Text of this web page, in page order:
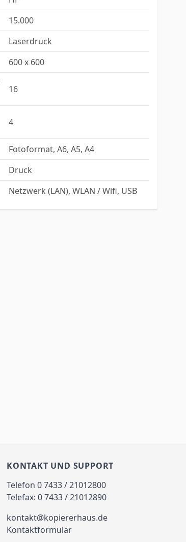
15.000
Laserdruck
600 x 600
16
4
Fotoformat, A6, A5, A4
Druck
Netzwerk (LAN), WLAN / Wifi, USB
KONTAKT UND SUPPORT
Telefon 0 7433 / 21012800
Telefax: 0 7433 / 21012890
kontakt@kopiererhaus.de
Kontaktformular